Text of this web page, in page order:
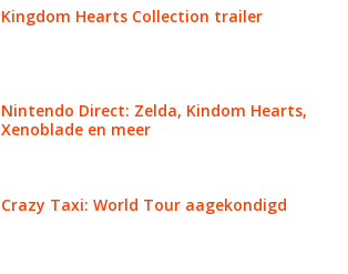
Kingdom Hearts Collection trailer
Nintendo Direct: Zelda, Kindom Hearts,
Xenoblade en meer
Crazy Taxi: World Tour aagekondigd